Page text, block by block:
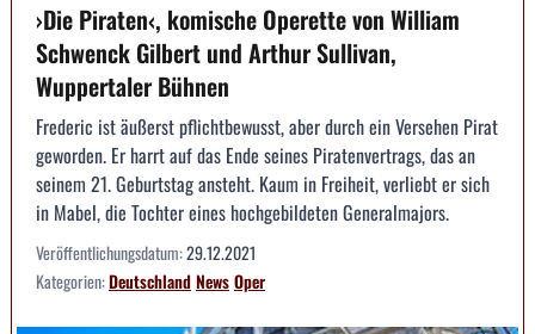
›Die Piraten‹, komische Operette von William
Schwenck Gilbert und Arthur Sullivan,
Wuppertaler Bühnen
Frederic ist äußerst pflichtbewusst, aber durch ein Versehen Pirat
geworden. Er harrt auf das Ende seines Piratenvertrags, das an
seinem 21. Geburtstag ansteht. Kaum in Freiheit, verliebt er sich
in Mabel, die Tochter eines hochgebildeten Generalmajors.
Veröffentlichungsdatum:29.12.2021
Kategorien:DeutschlandNewsOper